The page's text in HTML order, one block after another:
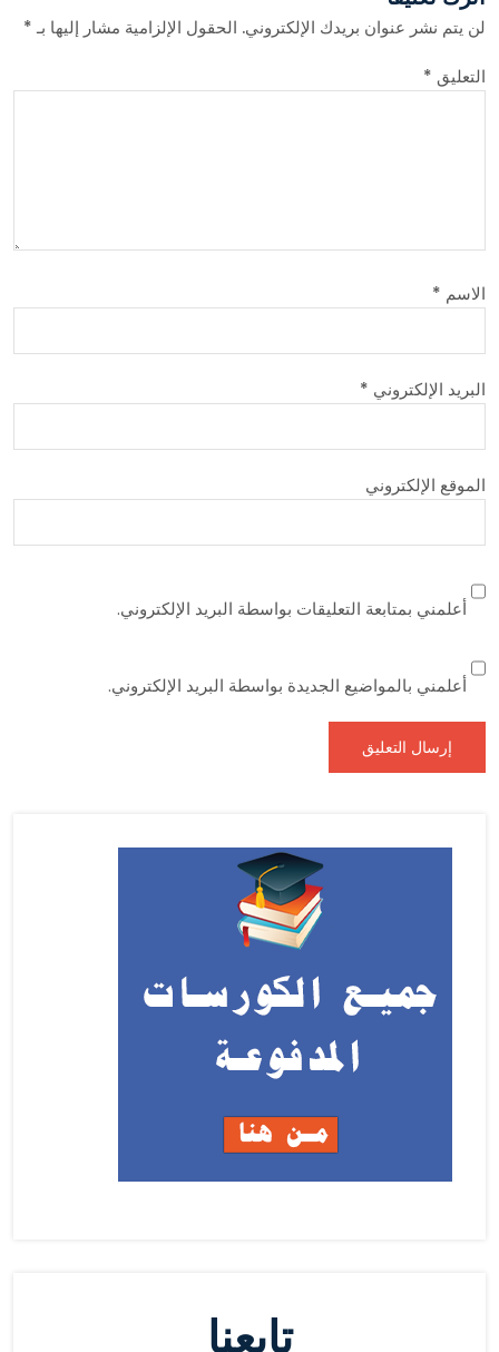
لن يتم نشر عنوان بريدك الإلكتروني. الحقول الإلزامية مشار إليها بـ*
التعليق *
الاسم *
البريد الإلكتروني *
الموقع الإلكتروني
أعلمني بمتابعة التعليقات بواسطة البريد الإلكتروني.
أعلمني بالمواضيع الجديدة بواسطة البريد الإلكتروني.
تابعنا